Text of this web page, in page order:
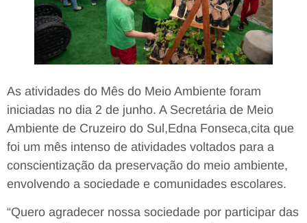
As atividades do Mês do Meio Ambiente foram
iniciadas no dia 2 de junho. A Secretária de Meio
Ambiente de Cruzeiro do Sul,Edna Fonseca,cita que
foi um mês intenso de atividades voltados para a
conscientização da preservação do meio ambiente,
envolvendo a sociedade e comunidades escolares.
“Quero agradecer nossa sociedade por participar das